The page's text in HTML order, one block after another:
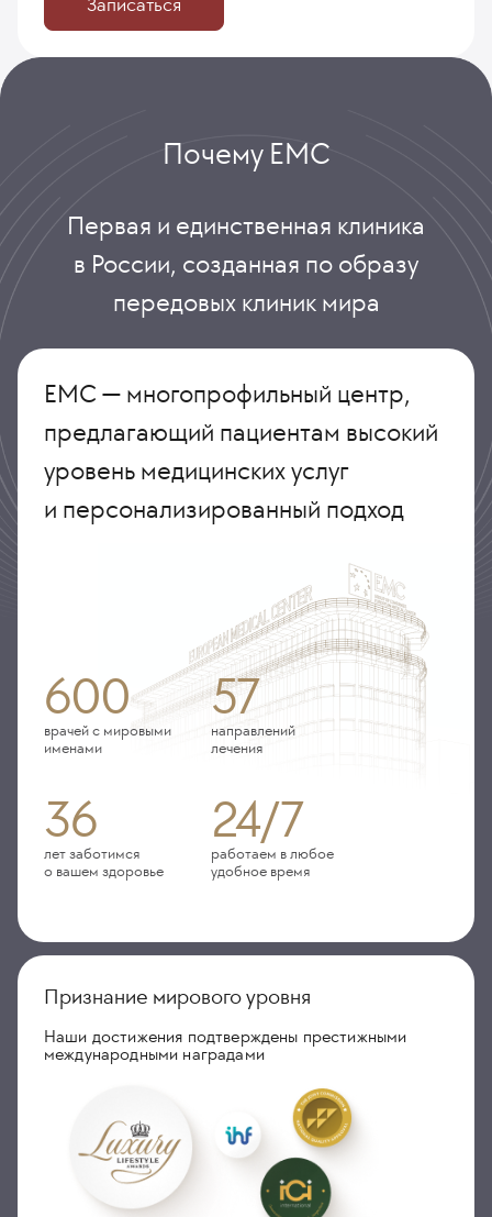
Почему ЕМС
Первая и единственная клиника
в России, созданная по образу
передовых клиник мира
ЕМС — многопрофильный центр,
предлагающий пациентам высокий
уровень медицинских услуг
и персонализированный подход
600
врачей с мировыми
именами
57
направлений
лечения
36
лет заботимся
о вашем здоровье
24/7
работаем в любое
удобное время
Признание мирового уровня
Наши достижения подтверждены престижными
международными наградами